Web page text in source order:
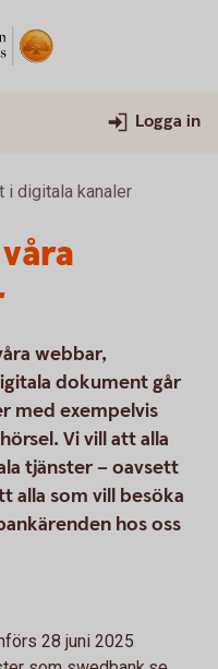
Logga in
i digitala kanaler
webbar,
dokument går
med exempelvis
Vi vill att alla
tjänster – oavsett
alla som vill besöka
hos oss
28 juni 2025